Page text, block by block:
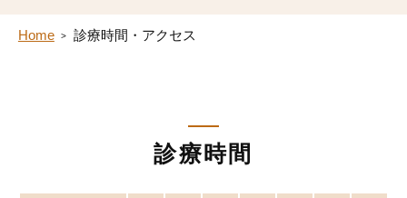
Home 診療時間・アクセス
診療時間